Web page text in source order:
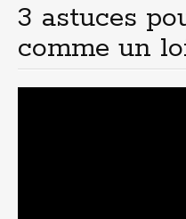
principal
3 astuces
comme un